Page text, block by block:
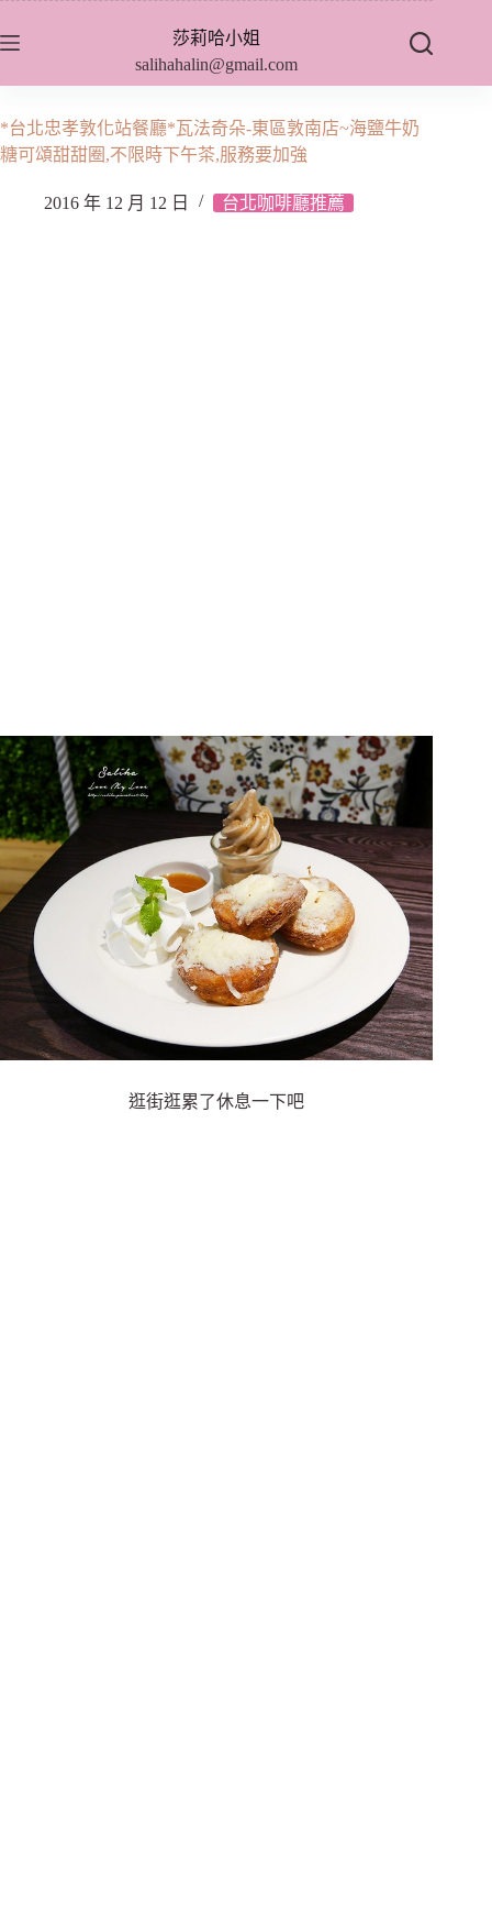
至
內
容
莎莉哈小姐
salihahalin@gmail.com
*台北忠孝敦化站餐廳*瓦法奇朵-東區敦南店~海鹽牛奶
糖可頌甜甜圈,不限時下午茶,服務要加強
2016 年 12 月 12 日 台北咖啡廳推薦
逛街逛累了休息一下吧